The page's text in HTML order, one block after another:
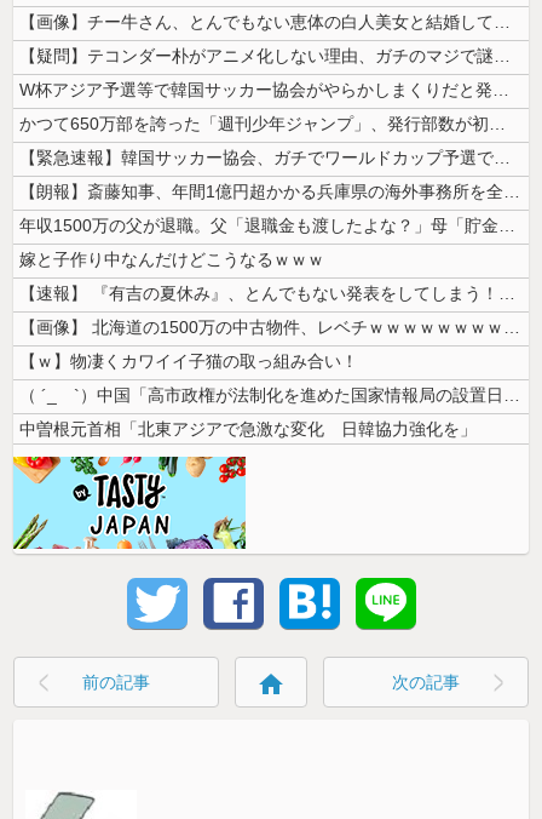
【画像】チー牛さん、とんでもない恵体の白人美女と結婚してしまうｗｗｗｗ...
【疑問】テコンダー朴がアニメ化しない理由、ガチのマジで謎ｗｗｗｗ
W杯アジア予選等で韓国サッカー協会がやらかしまくりだと発覚、「いきなり...
かつて650万部を誇った「週刊少年ジャンプ」、発行部数が初の100万部...
【緊急速報】韓国サッカー協会、ガチでワールドカップ予選での審判への性接...
【朗報】斎藤知事、年間1億円超かかる兵庫県の海外事務所を全廃へ
年収1500万の父が退職。父「退職金も渡したよな？」母「貯金なんてない...
嫁と子作り中なんだけどこうなるｗｗｗ
【速報】 『有吉の夏休み』、とんでもない発表をしてしまう！！！！！
【画像】 北海道の1500万の中古物件、レベチｗｗｗｗｗｗｗｗｗｗｗｗ...
【ｗ】物凄くカワイイ子猫の取っ組み合い！
（ ´_ゝ`）中国「高市政権が法制化を進めた国家情報局の設置日が7月3...
中曽根元首相「北東アジアで急激な変化 日韓協力強化を」
前の記事 home 次の記事